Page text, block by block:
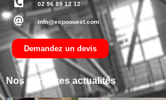
02 96 89 12 12
info@expoouest.com
Demandez un devis
Nos dernières actualités